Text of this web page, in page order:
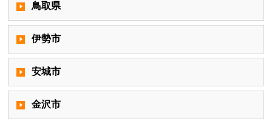
鳥取県
伊勢市
安城市
金沢市